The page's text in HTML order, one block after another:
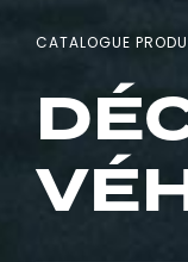
CATALOGUE